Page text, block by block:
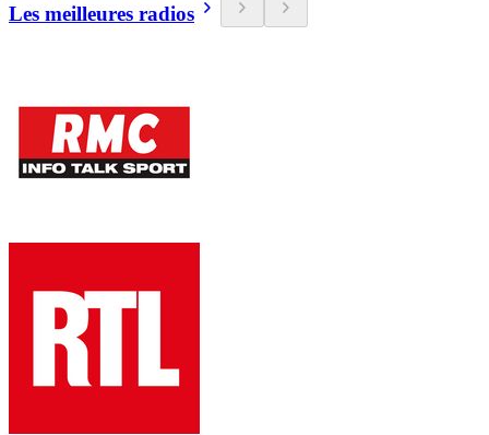
Les meilleures radios